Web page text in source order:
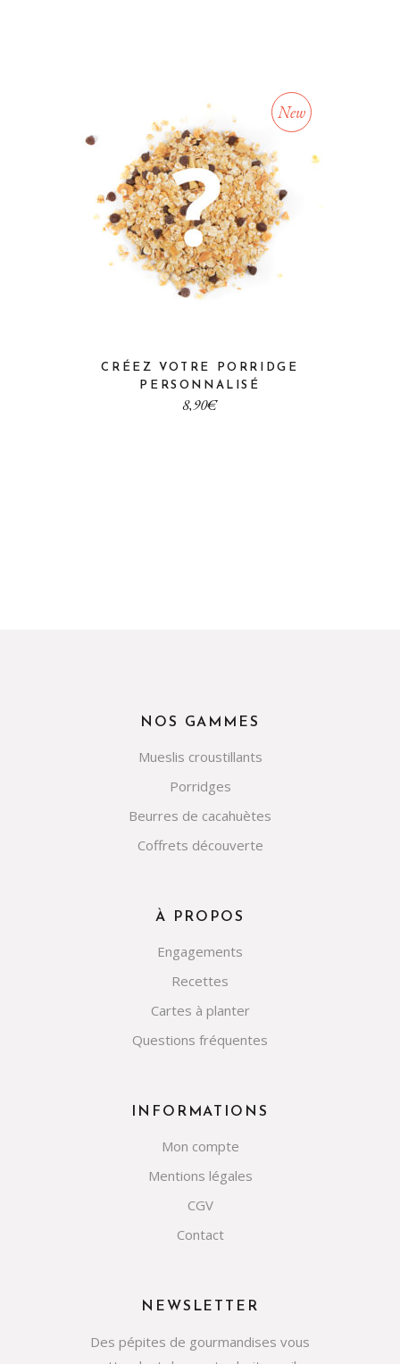
New
CRÉEZ VOTRE PORRIDGE
PERSONNALISÉ
€
NOS GAMMES
Mueslis croustillants
Porridges
Beurres de cacahuètes
Coffrets découverte
À PROPOS
Engagements
Recettes
Cartes à planter
Questions fréquentes
INFORMATIONS
Mon compte
Mentions légales
CGV
Contact
NEWSLETTER
Des pépites de gourmandises vous